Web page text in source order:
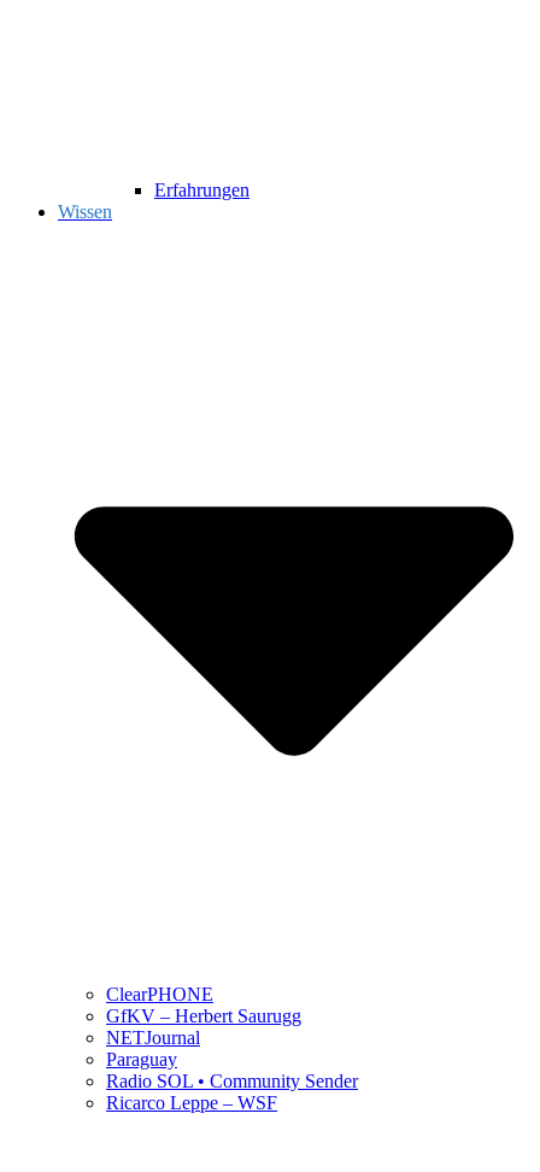
Erfahrungen
Wissen
ClearPHONE
GfKV – Herbert Saurugg
NETJournal
Paraguay
Radio SOL • Community Sender
Ricarco Leppe – WSF